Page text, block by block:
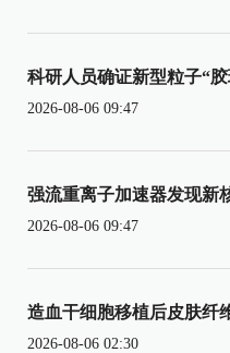
科研人员确证新型粒子“
2026-08-06 09:47
强流重离子加速器发现新
2026-08-06 09:47
造血干细胞移植后皮肤纤
2026-08-06 02:30